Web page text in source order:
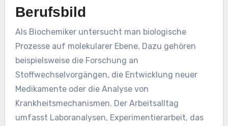
Berufsbild
Als Biochemiker untersucht man biologische
Prozesse auf molekularer Ebene. Dazu gehören
beispielsweise die Forschung an
Stoffwechselvorgängen, die Entwicklung neuer
Medikamente oder die Analyse von
Krankheitsmechanismen. Der Arbeitsalltag
umfasst Laboranalysen, Experimentierarbeit, das